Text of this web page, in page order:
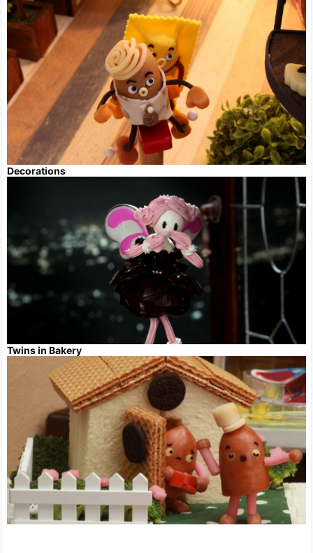
Decorations
Twins in Bakery